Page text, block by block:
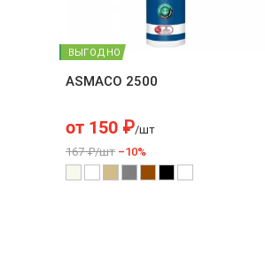
ВЫГОДНО
ASMACO 2500
от 150₽/шт
167 ₽/шт –10%